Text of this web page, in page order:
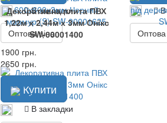
В закладки
Оптова ціна
В
Оптова
Декоративна плита ПВХ
1,22м х 2,44м х 3мм Онікс
SW-00001400
1900 грн.
2650 грн.
Купити
В закладки